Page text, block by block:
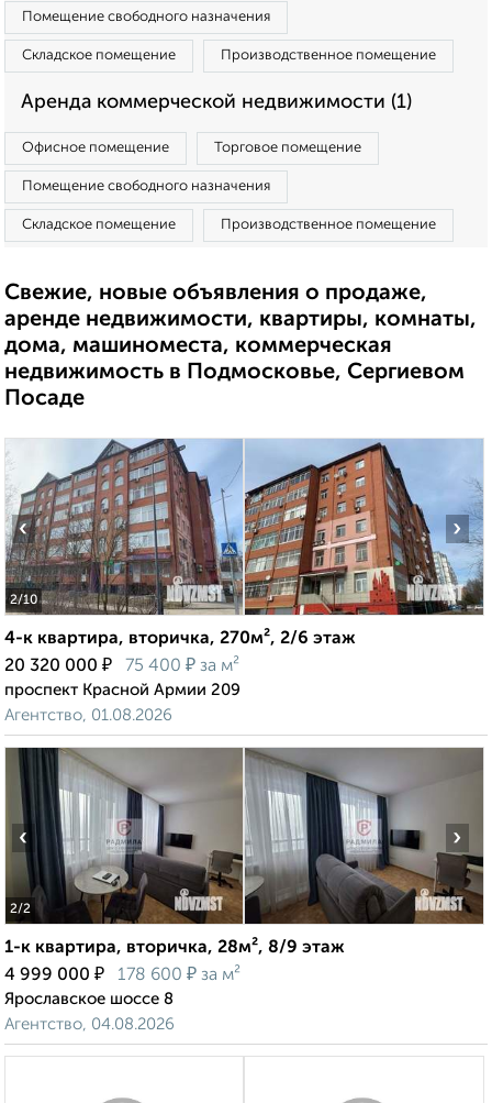
Помещение свободного назначения
Складское помещение Производственное помещение
Аренда коммерческой недвижимости (1)
Офисное помещение Торговое помещение
Помещение свободного назначения
Складское помещение Производственное помещение
Свежие, новые объявления о продаже,
аренде недвижимости, квартиры, комнаты,
дома, машиноместа, коммерческая
недвижимость в Подмосковье, Сергиевом
Посаде
2/10
‹ ›
4-к квартира, вторичка, 270м², 2/6 этаж
20 320 000 ₽ 75 400 ₽ за м²
проспект Красной Армии 209
Агентство, 01.08.2026
2/2
‹ ›
1-к квартира, вторичка, 28м², 8/9 этаж
4 999 000 ₽ 178 600 ₽ за м²
Ярославское шоссе 8
Агентство, 04.08.2026